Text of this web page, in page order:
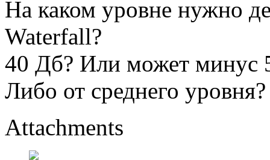
На каком уровне нужно
Waterfall?
40 Дб? Или может минус
Либо от среднего уровня?
Attachments